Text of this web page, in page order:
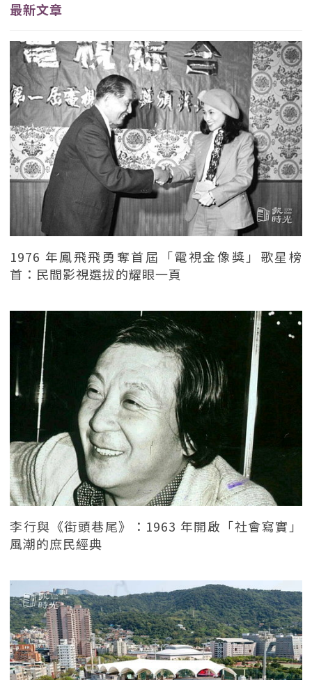
最新文章
1976 年鳳飛飛勇奪首屆「電視金像獎」歌星榜
首：民間影視選拔的耀眼一頁
李行與《街頭巷尾》：1963 年開啟「社會寫實」
風潮的庶民經典